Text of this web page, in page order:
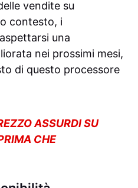
vendite su
contesto, i
una
nei prossimi mesi,
di questo processore
ASSURDI SU
CHE